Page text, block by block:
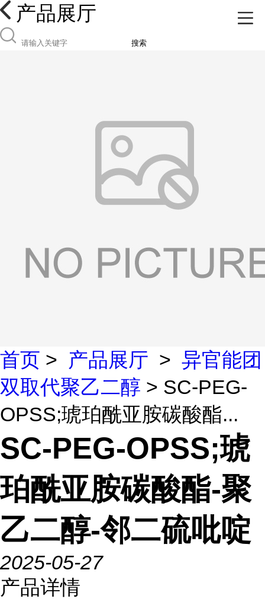
产品展厅
搜索
首页 > 产品展厅 > 异官能团
双取代聚乙二醇 > SC-PEG-
OPSS;琥珀酰亚胺碳酸酯...
SC-PEG-OPSS;琥
珀酰亚胺碳酸酯-聚
乙二醇-邻二硫吡啶
2025-05-27
产品详情